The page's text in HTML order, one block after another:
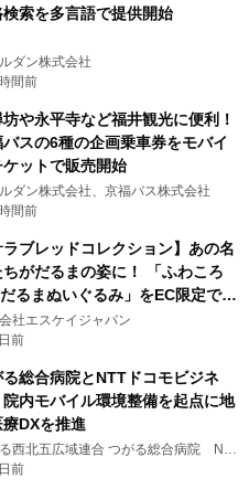
検索を多言語で提供開始
ダン株式会社
間前
や永平寺など福井観光に便利！
スの6種の企画乗車券をモバイ
ケットで販売開始
ダン株式会社、京福バス株式会社
間前
ラブレッドコレクション】あの名
がだるまの姿に！ 「ふわころ
るまぬいぐるみ」をEC限定で受
売開始
社エスケイジャパン
前
る総合病院とNTTドコモビジネ
院内モバイル環境整備を起点に地
DXを推進
西北五広域連合 つがる総合病院 NTT
ビジネス株式会社
前